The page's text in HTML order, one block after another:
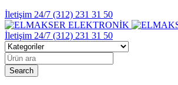
İletişim 24/7 (312) 231 31 50
İletişim 24/7 (312) 231 31 50